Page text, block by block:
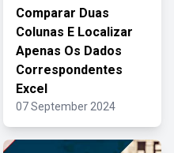
Comparar Duas
Colunas E Localizar
Apenas Os Dados
Correspondentes
Excel
07 September 2024